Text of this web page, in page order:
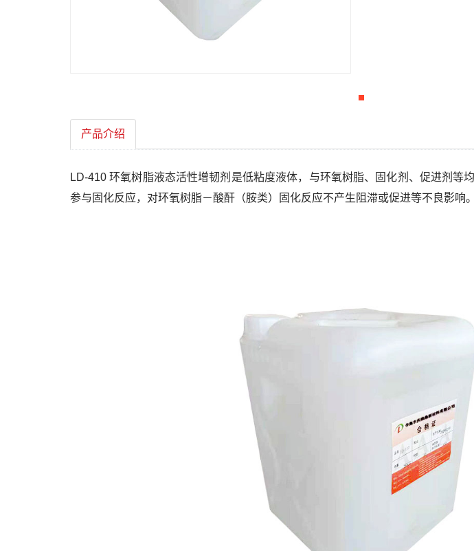
产品介绍
LD-410 环氧树脂液态活性增韧剂是低粘度液体，与环氧树脂、固化剂、促进剂等
参与固化反应，对环氧树脂－酸酐（胺类）固化反应不产生阻滞或促进等不良影响。